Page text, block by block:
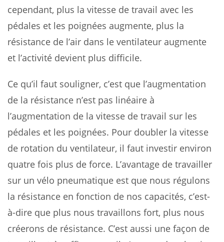
cependant, plus la vitesse de travail avec les
pédales et les poignées augmente, plus la
résistance de l’air dans le ventilateur augmente
et l’activité devient plus difficile.
Ce qu’il faut souligner, c’est que l’augmentation
de la résistance n’est pas linéaire à
l’augmentation de la vitesse de travail sur les
pédales et les poignées. Pour doubler la vitesse
de rotation du ventilateur, il faut investir environ
quatre fois plus de force. L’avantage de travailler
sur un vélo pneumatique est que nous régulons
la résistance en fonction de nos capacités, c’est-
à-dire que plus nous travaillons fort, plus nous
créerons de résistance. C’est aussi une façon de